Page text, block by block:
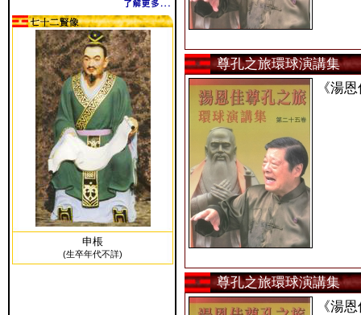
申棖
(生卒年代不詳)
尊孔之旅環球演講集
《湯
尊孔之旅環球演講集
《湯